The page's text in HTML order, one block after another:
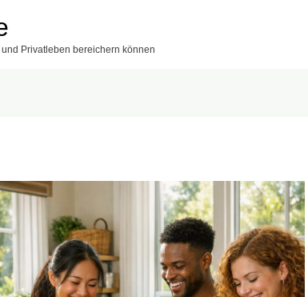
Privatleben bereichern können